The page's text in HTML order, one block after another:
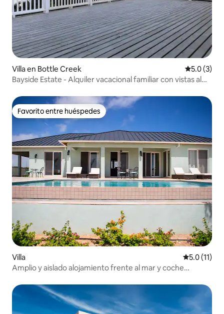
Villa en Bottle Creek
5.0 (3)
Bayside Estate - Alquiler vacacional familiar con vistas al
Favorito entre huéspedes
Favorito entre huéspedes
Villa Calificación
5.0 (11)
Amplio y aislado alojamiento frente al mar y coche